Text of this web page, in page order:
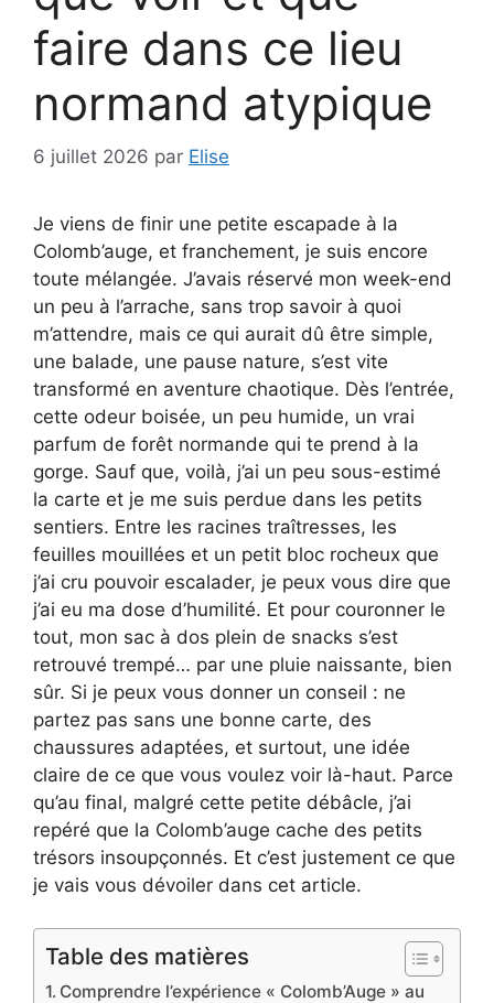
faire dans ce lieu
normand atypique
6 juillet 2026 par Elise
Je viens de finir une petite escapade à la
Colomb’auge, et franchement, je suis encore
toute mélangée. J’avais réservé mon week-end
un peu à l’arrache, sans trop savoir à quoi
m’attendre, mais ce qui aurait dû être simple,
une balade, une pause nature, s’est vite
transformé en aventure chaotique. Dès l’entrée,
cette odeur boisée, un peu humide, un vrai
parfum de forêt normande qui te prend à la
gorge. Sauf que, voilà, j’ai un peu sous-estimé
la carte et je me suis perdue dans les petits
sentiers. Entre les racines traîtresses, les
feuilles mouillées et un petit bloc rocheux que
j’ai cru pouvoir escalader, je peux vous dire que
j’ai eu ma dose d’humilité. Et pour couronner le
tout, mon sac à dos plein de snacks s’est
retrouvé trempé… par une pluie naissante, bien
sûr. Si je peux vous donner un conseil : ne
partez pas sans une bonne carte, des
chaussures adaptées, et surtout, une idée
claire de ce que vous voulez voir là-haut. Parce
qu’au final, malgré cette petite débâcle, j’ai
repéré que la Colomb’auge cache des petits
trésors insoupçonnés. Et c’est justement ce que
je vais vous dévoiler dans cet article.
Table des matières
Comprendre l’expérience « Colomb’Auge » au